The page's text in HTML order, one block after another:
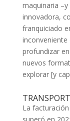
maquinaria
innovadora,
franquiciado
inconveniente
profundizar
nuevos
explorar [y
La
superó en